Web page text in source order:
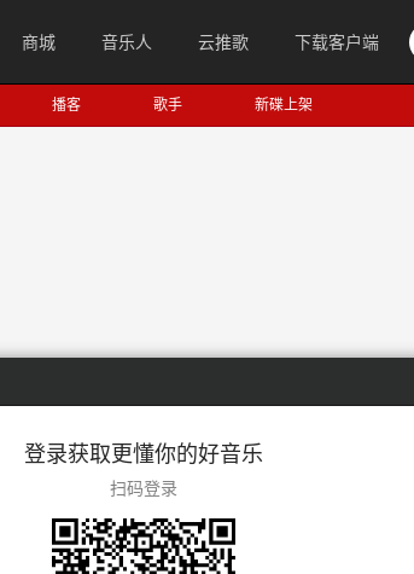
商城 音乐人 云推歌 下载客户端
播客 歌手 新碟上架
登录获取更懂你的好音乐
扫码登录